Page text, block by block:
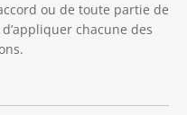
ou de toute partie de
chacune des